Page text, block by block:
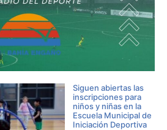
Siguen abiertas las
inscripciones para
niños y niñas en la
Escuela Municipal de
Iniciación Deportiva